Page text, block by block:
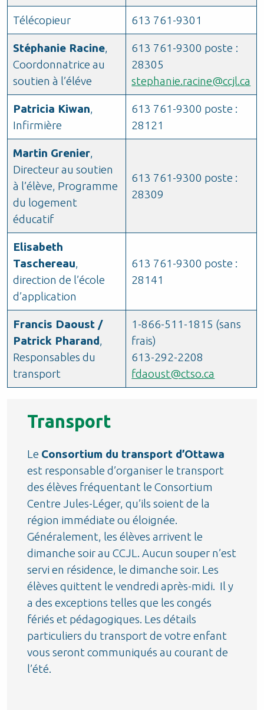
Télécopieur 613 761-9301
Stéphanie Racine,
Coordonnatrice au
soutien à l’éléve
613 761-9300 poste :
28305
stephanie.racine@ccjl.ca
Patricia Kiwan,
Infirmière
613 761-9300 poste :
28121
Martin Grenier,
Directeur au soutien
à l’élève, Programme
du logement
éducatif
613 761-9300 poste :
28309
Elisabeth
Taschereau,
direction de l’école
d’application
613 761-9300 poste :
28141
Francis Daoust /
Patrick Pharand,
Responsables du
transport
1-866-511-1815 (sans
frais)
613-292-2208
fdaoust@ctso.ca
Transport
Le Consortium du transport d’Ottawa
est responsable d’organiser le transport
des élèves fréquentant le Consortium
Centre Jules-Léger, qu’ils soient de la
région immédiate ou éloignée.
Généralement, les élèves arrivent le
dimanche soir au CCJL. Aucun souper n’est
servi en résidence, le dimanche soir. Les
élèves quittent le vendredi après-midi. Il y
a des exceptions telles que les congés
fériés et pédagogiques. Les détails
particuliers du transport de votre enfant
vous seront communiqués au courant de
l’été.